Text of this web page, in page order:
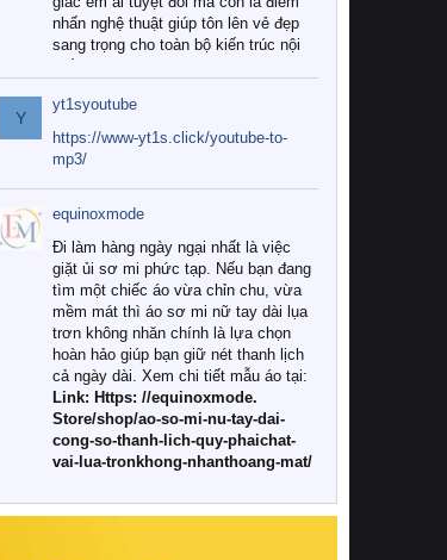
nhấn nghệ thuật giúp tôn lên vẻ đẹp
sang trọng cho toàn bộ kiến trúc nội
Tuy nhiên, giữa thị trường đa dạng
với vô vàn thương hiệu và mẫu mã
như hiện nay, làm thế nào để chọn
được những bộ chăn ga gối đệm cao
cấp thực sự chất lượng, phù hợp với
khí hậu và nhu cầu sử dụng của gia
đình? Hãy cùng chúng tôi đi tìm lời
giải đáp chi tiết qua bài viết dưới đây.
1. Tại sao các gia đình hiện đại lại ưa
chuộng chăn ga gối đệm cao cấp?
Khác với các dòng sản phẩm thông
thường, những bộ chăn ga gối đệm
cao cấp trải qua quy trình sản xuất
nghiêm ngặt từ khâu chọn lọc nguyên
liệu tự nhiên đến công nghệ dệt
nhuộm hiện đại không chứa hóa chất
này, bạn sẽ cảm nhận rõ rệt sự khác
Y
yt1syoutube
https://www-yt1s.click/youtube-to-
mp3/
equinoxmode
Đi làm hàng ngày ngại nhất là việc
giặt ủi sơ mi phức tạp. Nếu bạn đang
tìm một chiếc áo vừa chỉn chu, vừa
mềm mát thì áo sơ mi nữ tay dài lụa
trơn không nhăn chính là lựa chọn
hoàn hảo giúp bạn giữ nét thanh lịch
cả ngày dài. Xem chi tiết mẫu áo tại:
Link: Https: //equinoxmode.
Store/shop/ao-so-mi-nu-tay-dai-
cong-so-thanh-lich-quy-phaichat-
vai-lua-tronkhong-nhanthoang-mat/